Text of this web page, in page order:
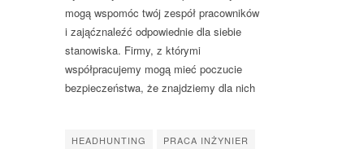
mogą wspomóc twój zespół pracowników
i zająćznaleźć odpowiednie dla siebie
stanowiska. Firmy, z którymi
współpracujemy mogą mieć poczucie
bezpieczeństwa, że znajdziemy dla nich
HEADHUNTING
PRACA INŻYNIER